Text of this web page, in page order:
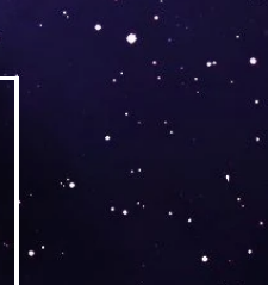
Versand by DruckGuru